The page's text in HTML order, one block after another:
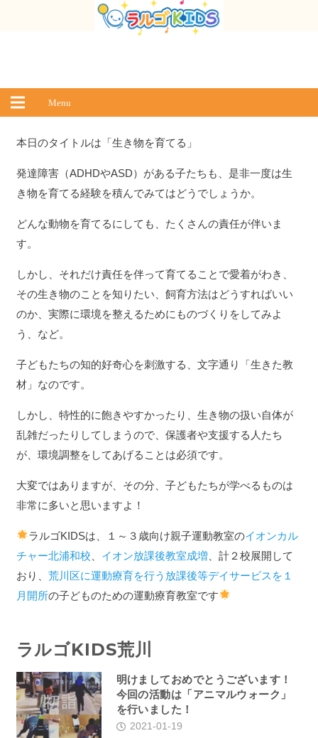
Menu
本日のタイトルは「生き物を育てる」
発達障害（ADHDやASD）がある子たちも、是非一度は生
き物を育てる経験を積んでみてはどうでしょうか。
どんな動物を育てるにしても、たくさんの責任が伴いま
す。
しかし、それだけ責任を伴って育てることで愛着がわき、
その生き物のことを知りたい、飼育方法はどうすればいい
のか、実際に環境を整えるためにものづくりをしてみよ
う、など。
子どもたちの知的好奇心を刺激する、文字通り「生きた教
材」なのです。
しかし、特性的に飽きやすかったり、生き物の扱い自体が
乱雑だったりしてしまうので、保護者や支援する人たち
が、環境調整をしてあげることは必須です。
大変ではありますが、その分、子どもたちが学べるものは
非常に多いと思いますよ！
ラルゴKIDSは、１～３歳向け親子運動教室のイオンカル
チャー北浦和校
イオン放課後教室成増、計２校展開して
おり、 荒川区に運動療育を行う放課後等デイサービスを１
月開所の子どものための運動療育教室です
ラルゴKIDS荒川
明けましておめでとうございます！
今回の活動は「アニマルウォーク」
を行いました！
2021-01-19